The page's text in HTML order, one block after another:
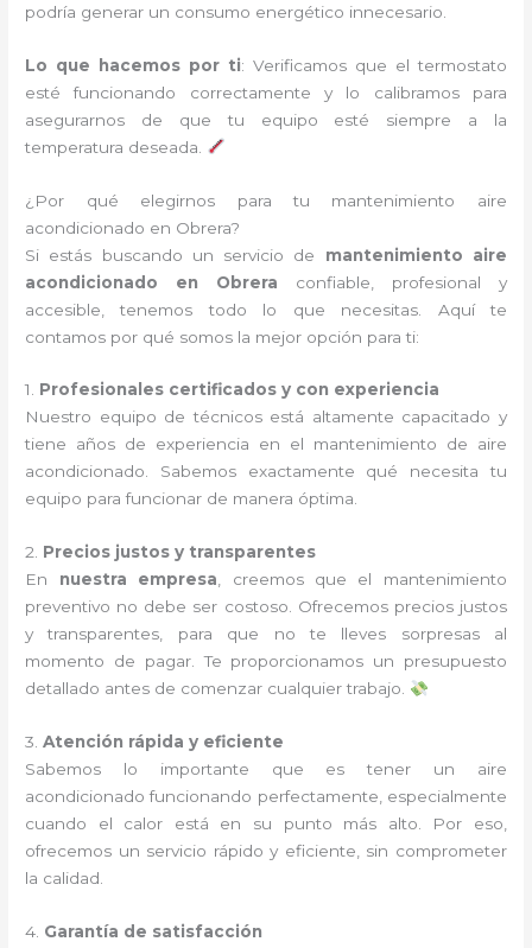
podría generar un consumo energético innecesario.
Lo que hacemos por ti: Verificamos que el termostato
esté funcionando correctamente y lo calibramos para
asegurarnos de que tu equipo esté siempre a la
temperatura deseada.
¿Por qué elegirnos para tu mantenimiento aire
acondicionado en Obrera?
Si estás buscando un servicio de mantenimiento aire
acondicionado en Obrera confiable, profesional y
accesible, tenemos todo lo que necesitas. Aquí te
contamos por qué somos la mejor opción para ti:
1. Profesionales certificados y con experiencia
Nuestro equipo de técnicos está altamente capacitado y
tiene años de experiencia en el mantenimiento de aire
acondicionado. Sabemos exactamente qué necesita tu
equipo para funcionar de manera óptima.
2. Precios justos y transparentes
En nuestra empresa, creemos que el mantenimiento
preventivo no debe ser costoso. Ofrecemos precios justos
y transparentes, para que no te lleves sorpresas al
momento de pagar. Te proporcionamos un presupuesto
detallado antes de comenzar cualquier trabajo.
3.Atención rápida y eficiente
Sabemos lo importante que es tener un aire
acondicionado funcionando perfectamente, especialmente
cuando el calor está en su punto más alto. Por eso,
ofrecemos un servicio rápido y eficiente, sin comprometer
la calidad.
4. Garantía de satisfacción